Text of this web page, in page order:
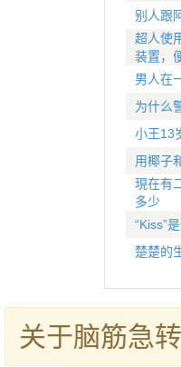
别人跟
超人使
装置，
男人在
为什么
小王13
用椰子
現在有
多少
“Kiss”
楚楚的
关于脑筋急